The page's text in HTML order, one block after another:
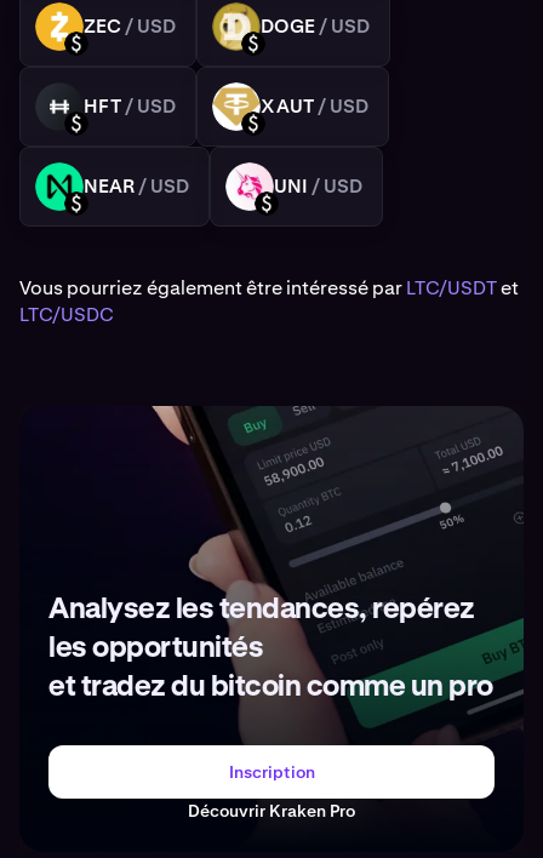
ZEC
USD
ZEC / USD
DOGE
USD
DOGE/ USD
HFT
USD
HFT/ USD
XAUT
USD
XAUT/ USD
NEAR
USD
NEAR/ USD
UNI
USD
UNI / USD
Vous pourriez également être intéressé parLTC/USDTet
LTC/USDC
Analysez les tendances, repérez
les opportunités
et tradez du bitcoin comme un pro
Inscription
Découvrir Kraken Pro